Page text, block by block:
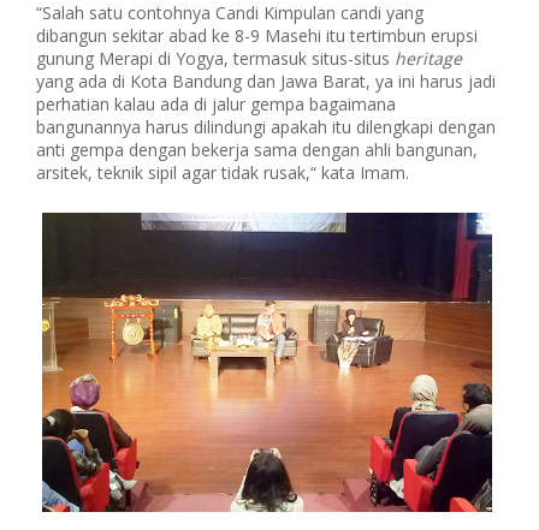
“Salah satu contohnya Candi Kimpulan candi yang
dibangun sekitar abad ke 8-9 Masehi itu tertimbun erupsi
gunung Merapi di Yogya, termasuk situs-situs heritage
yang ada di Kota Bandung dan Jawa Barat, ya ini harus jadi
perhatian kalau ada di jalur gempa bagaimana
bangunannya harus dilindungi apakah itu dilengkapi dengan
anti gempa dengan bekerja sama dengan ahli bangunan,
arsitek, teknik sipil agar tidak rusak,“ kata Imam.